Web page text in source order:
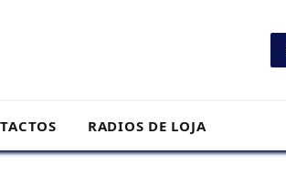
RADIOS DE LOJA